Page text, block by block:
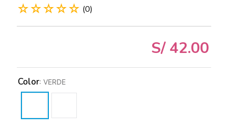
☆☆☆☆☆ (0)
S/ 42.00
Color: VERDE